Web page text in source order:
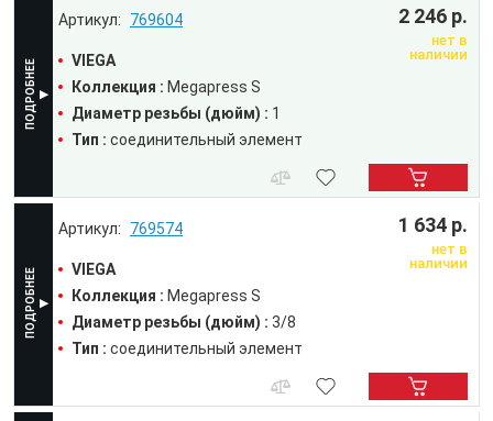
769574
VIEGA
Коллекция : Megapress S
Диаметр резьбы (дюйм) : 3/8
Тип : соединительный элемент
1 634 р.
нет в
наличии
769604
VIEGA
Коллекция : Megapress S
Диаметр резьбы (дюйм) : 1
Тип : соединительный элемент
2 246 р.
нет в
наличии